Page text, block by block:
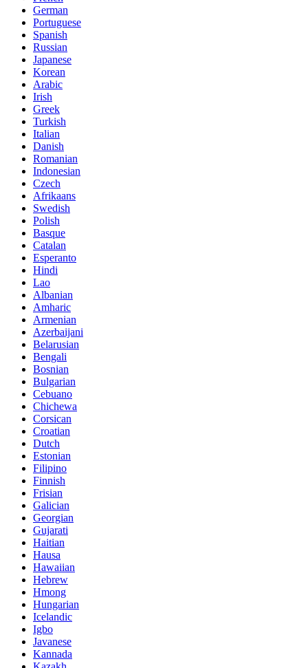
German
Portuguese
Spanish
Russian
Japanese
Korean
Arabic
Irish
Greek
Turkish
Italian
Danish
Romanian
Indonesian
Czech
Afrikaans
Swedish
Polish
Basque
Catalan
Esperanto
Hindi
Lao
Albanian
Amharic
Armenian
Azerbaijani
Belarusian
Bengali
Bosnian
Bulgarian
Cebuano
Chichewa
Corsican
Croatian
Dutch
Estonian
Filipino
Finnish
Frisian
Galician
Georgian
Gujarati
Haitian
Hausa
Hawaiian
Hebrew
Hmong
Hungarian
Icelandic
Igbo
Javanese
Kannada